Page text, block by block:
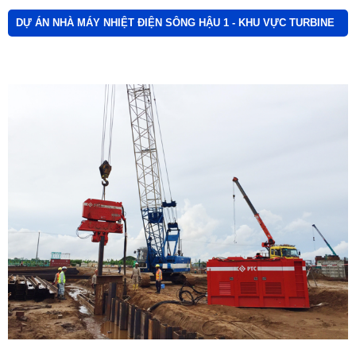
DỰ ÁN NHÀ MÁY NHIỆT ĐIỆN SÔNG HẬU 1 - KHU VỰC TURBINE